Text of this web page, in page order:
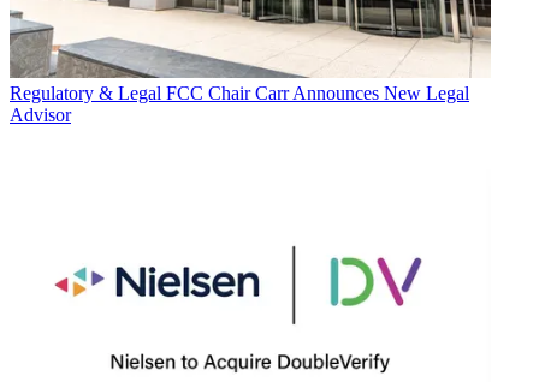
Regulatory & Legal FCC Chair Carr Announces New Legal
Advisor